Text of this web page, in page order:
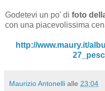
Godetevi un po' di foto
con una piacevolissima
http://www.maury.it/
Maurizio Antonelli alle 23:04